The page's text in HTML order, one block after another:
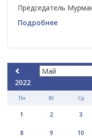
Председатель
Подробнее
2022
Пн Вт Ср
1 2 3
8 9 10